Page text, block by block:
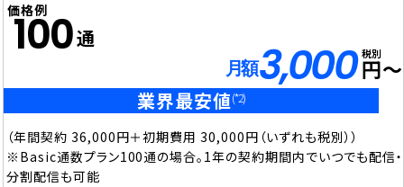
価格例
100通
月額3,000 税別
円～
業界最安値(*2)
（年間契約 36,000円＋初期費用 30,000円（いずれも税別））
※Basic通数プラン100通の場合。1年の契約期間内でいつでも配信・
分割配信も可能